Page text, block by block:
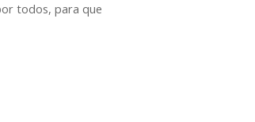
todos, para que